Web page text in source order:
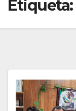
Etiqueta: